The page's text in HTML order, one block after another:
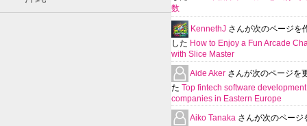
数
KennethJ さんが次のページを
した How to Enjoy a Fun Arcade
with Slice Master
Aide Aker さんが次のページを
た Top fintech software development
companies in Eastern Europe
Aiko Tanaka さんが次のページ